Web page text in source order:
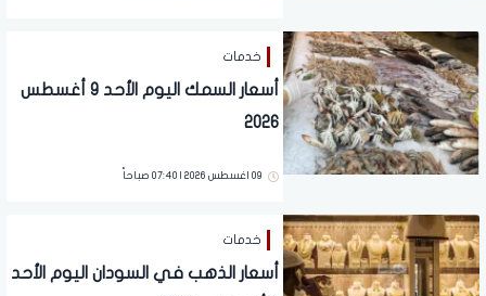
خدمات
أسعار السمك اليوم الأحد 9 أغسطس
2026
09 اغسطس 2026 | 07:40 صباحاً
خدمات
أسعار الذهب في السودان اليوم الأحد